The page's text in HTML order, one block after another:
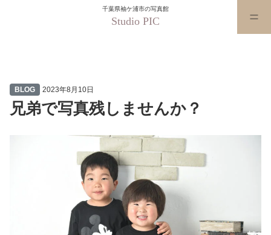
千葉県袖ケ浦市の写真館
Studio PIC
BLOG 2023年8月10日
兄弟で写真残しませんか？